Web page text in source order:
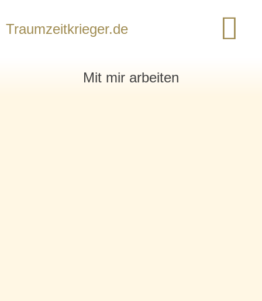
Traumzeitkrieger.de
Mit mir arbeiten